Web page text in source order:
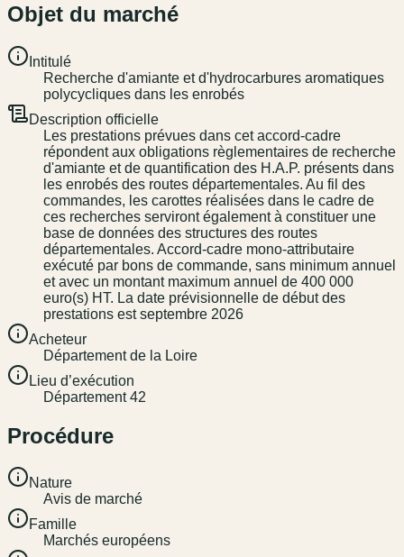
Objet du marché
Intitulé
Recherche d'amiante et d'hydrocarbures aromatiques
polycycliques dans les enrobés
Description officielle
Les prestations prévues dans cet accord-cadre
répondent aux obligations règlementaires de recherche
d'amiante et de quantification des H.A.P. présents dans
les enrobés des routes départementales. Au fil des
commandes, les carottes réalisées dans le cadre de
ces recherches serviront également à constituer une
base de données des structures des routes
départementales. Accord-cadre mono-attributaire
exécuté par bons de commande, sans minimum annuel
et avec un montant maximum annuel de 400 000
euro(s) HT. La date prévisionnelle de début des
prestations est septembre 2026
Acheteur
Département de la Loire
Lieu d’exécution
Département 42
Procédure
Nature
Avis de marché
Famille
Marchés européens